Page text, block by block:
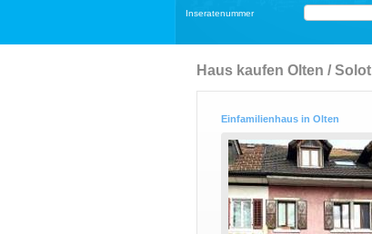
Inseratenummer
Haus kaufen Olten /
Einfamilienhaus in Olten